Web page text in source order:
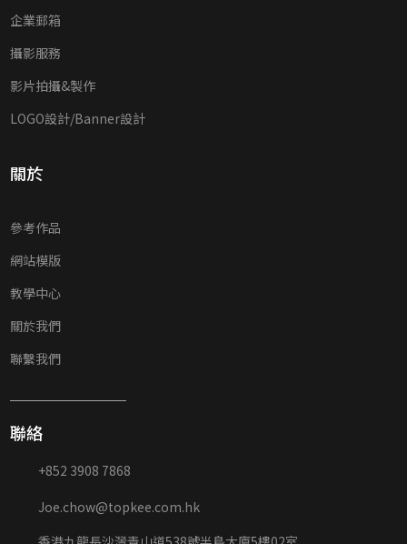
企業郵箱
攝影服務
影片拍攝&製作
LOGO設計/Banner設計
關於
參考作品
網站模版
教學中心
關於我們
聯繫我們
聯絡
+852 3908 7868
Joe.chow@topkee.com.hk